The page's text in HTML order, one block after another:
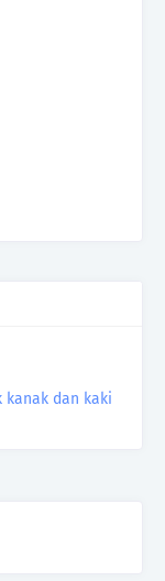
kanak dan kaki